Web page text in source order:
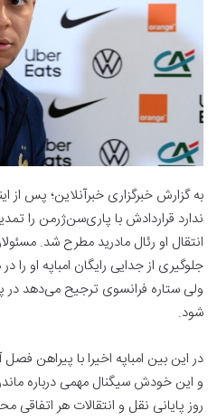
به گزارش خبرگزاری خبرآنلاین؛ پس از
ندارد قراردادش با پاری‌سن‌ژرمن را
انتقال او رئال مادرید مطرح شد.
جلوگیری از جدایی رایگان امباپه او
ولی ستاره فرانسوی ترجیح می‌دهد در
شود.
در این بین امباپه اخیرا با پیراهن
و این خودش سیگنال مهمی درباره
روز پایانی نقل و انتقالات هر اتفاقی